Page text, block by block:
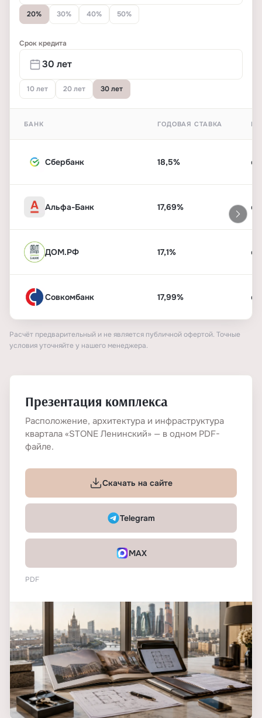
20% 30% 40% 50%
Срок кредита
10 лет 20 лет 30 лет
БАНК ГОДОВАЯ СТАВКА
Сбербанк 18,5%
Альфа-Банк 17,69%
ДОМ.РФ 17,1%
Совкомбанк 17,99%
Расчёт предварительный и не является публичной офертой. Точные
условия уточняйте у нашего менеджера.
Презентация комплекса
Расположение, архитектура и инфраструктура
квартала «STONE Ленинский» — в одном PDF-
файле.
Скачать на сайте
Telegram
MAX
PDF